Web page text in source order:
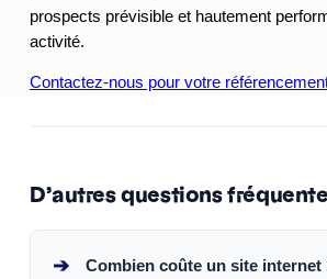
prospects prévisible et hautement
activité.
Contactez-nous pour votre
D’autres questions
➔ Combien coûte un site internet